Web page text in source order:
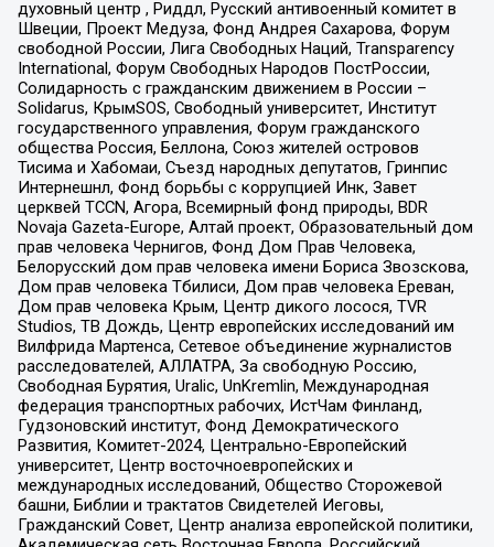
духовный центр , Риддл, Русский антивоенный комитет в
Швеции, Проект Медуза, Фонд Андрея Сахарова, Форум
свободной России, Лига Свободных Наций, Transparеncy
International, Форум Свободных Народов ПостРоссии,
Солидарность с гражданским движением в России –
Solidarus, КрымSOS, Свободный университет, Институт
государственного управления, Форум гражданского
общества Россия, Беллона, Союз жителей островов
Тисима и Хабомаи, Съезд народных депутатов, Гринпис
Интернешнл, Фонд борьбы с коррупцией Инк, Завет
церквей TCCN, Агора, Всемирный фонд природы, BDR
Novaja Gazeta-Europe, Алтай проект, Образовательный дом
прав человека Чернигов, Фонд Дом Прав Человека,
Белорусский дом прав человека имени Бориса Звозскова,
Дом прав человека Тбилиси, Дом прав человека Ереван,
Дом прав человека Крым, Центр дикого лосося, TVR
Studios, ТВ Дождь, Центр европейских исследований им
Вилфрида Мартенса, Сетевое объединение журналистов
расследователей, АЛЛАТРА, За свободную Россию,
Свободная Бурятия, Uralic, UnKremlin, Международная
федерация транспортных рабочих, ИстЧам Финланд,
Гудзоновский институт, Фонд Демократического
Развития, Комитет-2024, Центрально-Европейский
университет, Центр восточноевропейских и
международных исследований, Общество Сторожевой
башни, Библии и трактатов Свидетелей Иеговы,
Гражданский Совет, Центр анализа европейской политики,